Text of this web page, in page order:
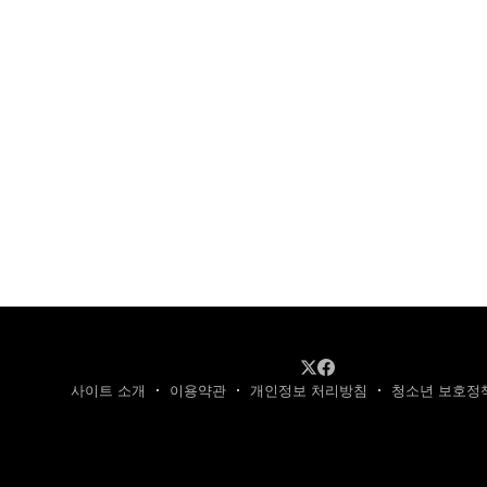
사이트 소개 이용약관 개인정보 처리방침 청소년 보호정